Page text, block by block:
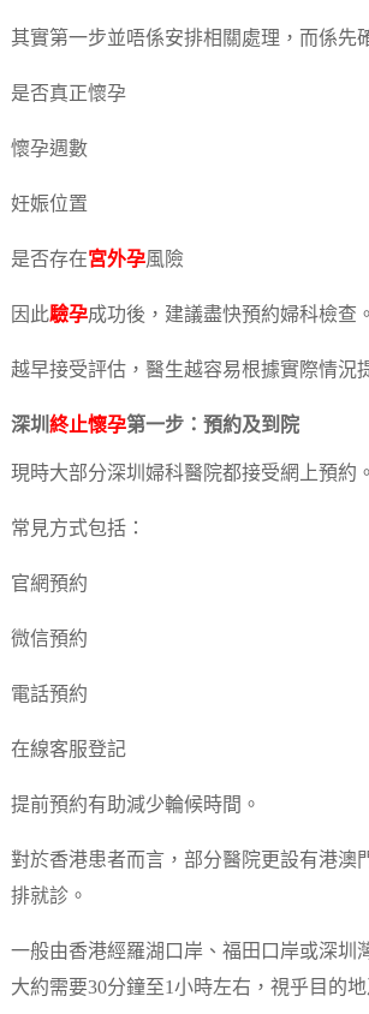
其實第一步並唔係安排相關處理，而係先
是否真正懷孕
懷孕週數
妊娠位置
是否存在宮外孕風險
因此驗孕成功後，建議盡快預約婦科檢查。
越早接受評估，醫生越容易根據實際情況
深圳 終止懷孕第一步：預約及到院
現時大部分深圳婦科醫院都接受網上預約。
常見方式包括：
官網預約
微信預約
電話預約
在線客服登記
提前預約有助減少輪候時間。
對於香港患者而言，部分醫院更設有港澳
排就診。
一般由香港經羅湖口岸、福田口岸或深圳
大約需要30分鐘至1小時左右，視乎目的